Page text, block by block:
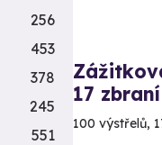
17 zbraní
100 výstřelů,
256
453
378
245
551